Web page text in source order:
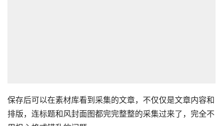
保存后可以在素材库看到采集的文章，不仅仅是文章内容和
排版，连标题和风封面图都完完整整的采集过来了，完全不